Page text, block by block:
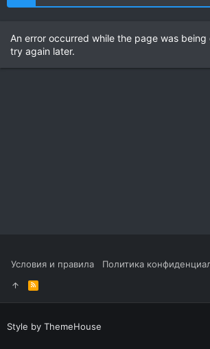
An error occurred while the page was being
try again later.
Условия и правила Политика
R
S
S
Style by ThemeHouse